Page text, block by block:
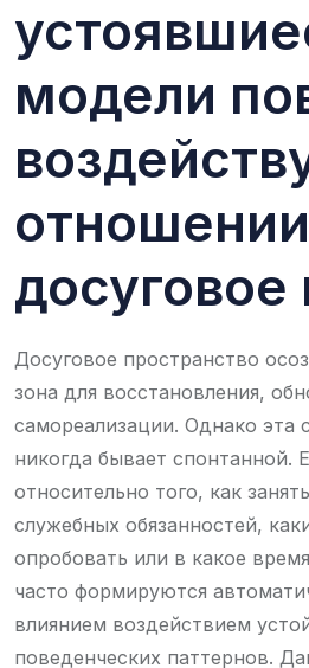
модели
отношении
Досуговое пространство
зона для восстановления,
самореализации. Однако эта
никогда бывает
относительно того, как
служебных обязанностей,
опробовать или в какое
часто формируются
влиянием воздействием
поведенческих паттернов.